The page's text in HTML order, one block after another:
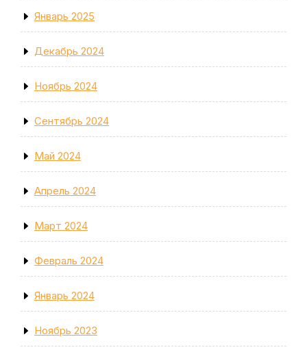
Январь 2025
Декабрь 2024
Ноябрь 2024
Сентябрь 2024
Май 2024
Апрель 2024
Март 2024
Февраль 2024
Январь 2024
Ноябрь 2023